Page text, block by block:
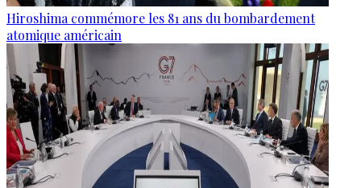
Hiroshima commémore les 81 ans du bombardement
atomique américain